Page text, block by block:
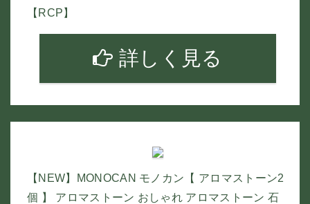
【RCP】
詳しく見る
【NEW】MONOCAN モノカン【 アロマストーン2
個 】 アロマストーン おしゃれ アロマストーン 石